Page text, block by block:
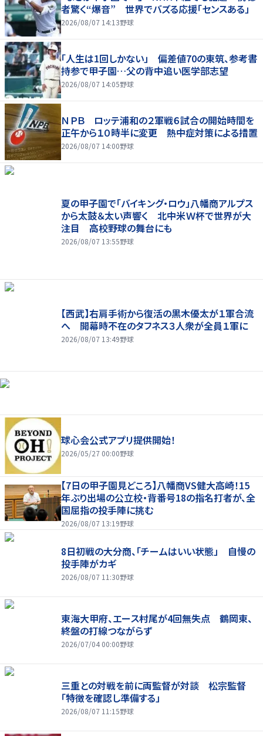
者驚く“爆音” 世界でバズる応援「センスある」
2026/08/07 14:13野球
「人生は1回しかない」 偏差値70の東筑、参考書
持参で甲子園…父の背中追い医学部志望
2026/08/07 14:05野球
ＮＰＢ ロッテ浦和の２軍戦６試合の開始時間を
正午から１０時半に変更 熱中症対策による措置
2026/08/07 14:00野球
夏の甲子園で「バイキング・ロウ」八幡商アルプス
から太鼓＆太い声響く 北中米Ｗ杯で世界が大
注目 高校野球の舞台にも
2026/08/07 13:55野球
【西武】右肩手術から復活の黒木優太が１軍合流
へ 開幕時不在のタフネス３人衆が全員１軍に
2026/08/07 13:49野球
球心会公式アプリ提供開始！
2026/05/27 00:00野球
【7日の甲子園見どころ】八幡商VS健大高崎！15
年ぶり出場の公立校・背番号18の指名打者が、全
国屈指の投手陣に挑む
2026/08/07 13:19野球
8日初戦の大分商、「チームはいい状態」 自慢の
投手陣がカギ
2026/08/07 11:30野球
東海大甲府、エース村尾が4回無失点 鶴岡東、
終盤の打線つながらず
2026/07/04 00:00野球
三重との対戦を前に両監督が対談 松宗監督
「特徴を確認し準備する」
2026/08/07 11:15野球